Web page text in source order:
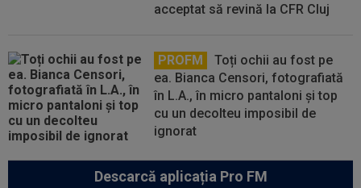
acceptat să revină la CFR Cluj
PROFM
Toți ochii au fost pe
ea. Bianca Censori, fotografiată
în L.A., în micro pantaloni și top
cu un decolteu imposibil de
ignorat
Descarcă aplicația Pro FM